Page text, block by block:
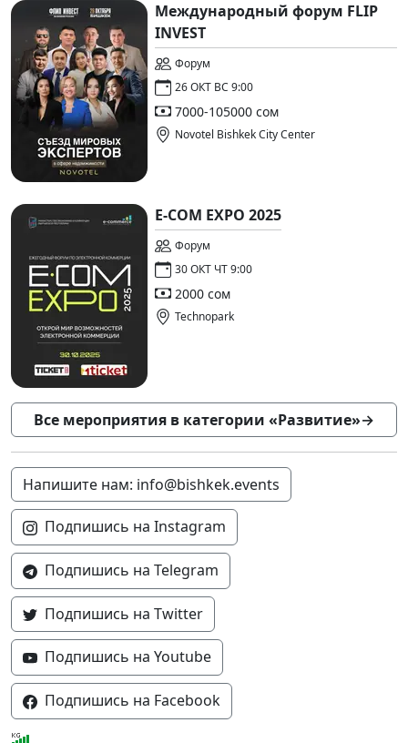
Международный форум FLIP
INVEST
Форум
26 ОКТ ВС 9:00
7000-105000 сом
Novotel Bishkek City Center
E-COM EXPO 2025
Форум
30 ОКТ ЧТ 9:00
2000 сом
Technopark
Все мероприятия в категории «Развитие»→
Напишите нам: info@bishkek.events
Подпишись на Instagram
Подпишись на Telegram
Подпишись на Twitter
Подпишись на Youtube
Подпишись на Facebook